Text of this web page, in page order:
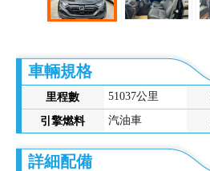
車輛規格
里程數 51037公里
引擎燃料 汽油車
詳細配備